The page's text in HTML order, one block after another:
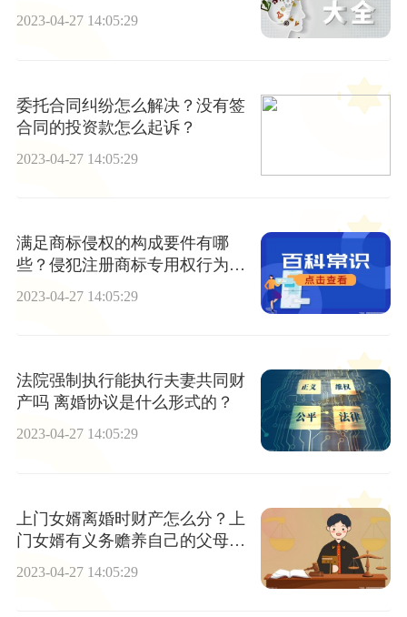
些？
2023-04-27 14:05:29
委托合同纠纷怎么解决？没有签
合同的投资款怎么起诉？
2023-04-27 14:05:29
满足商标侵权的构成要件有哪
些？侵犯注册商标专用权行为有
2023-04-27 14:05:29
法院强制执行能执行夫妻共同财
产吗 离婚协议是什么形式的？
2023-04-27 14:05:29
上门女婿离婚时财产怎么分？上
门女婿有义务赡养自己的父母
2023-04-27 14:05:29